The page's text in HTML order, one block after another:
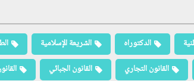
الدكتوراه الشريعة الإسلامية
القانون التجاري القانون الجبائي